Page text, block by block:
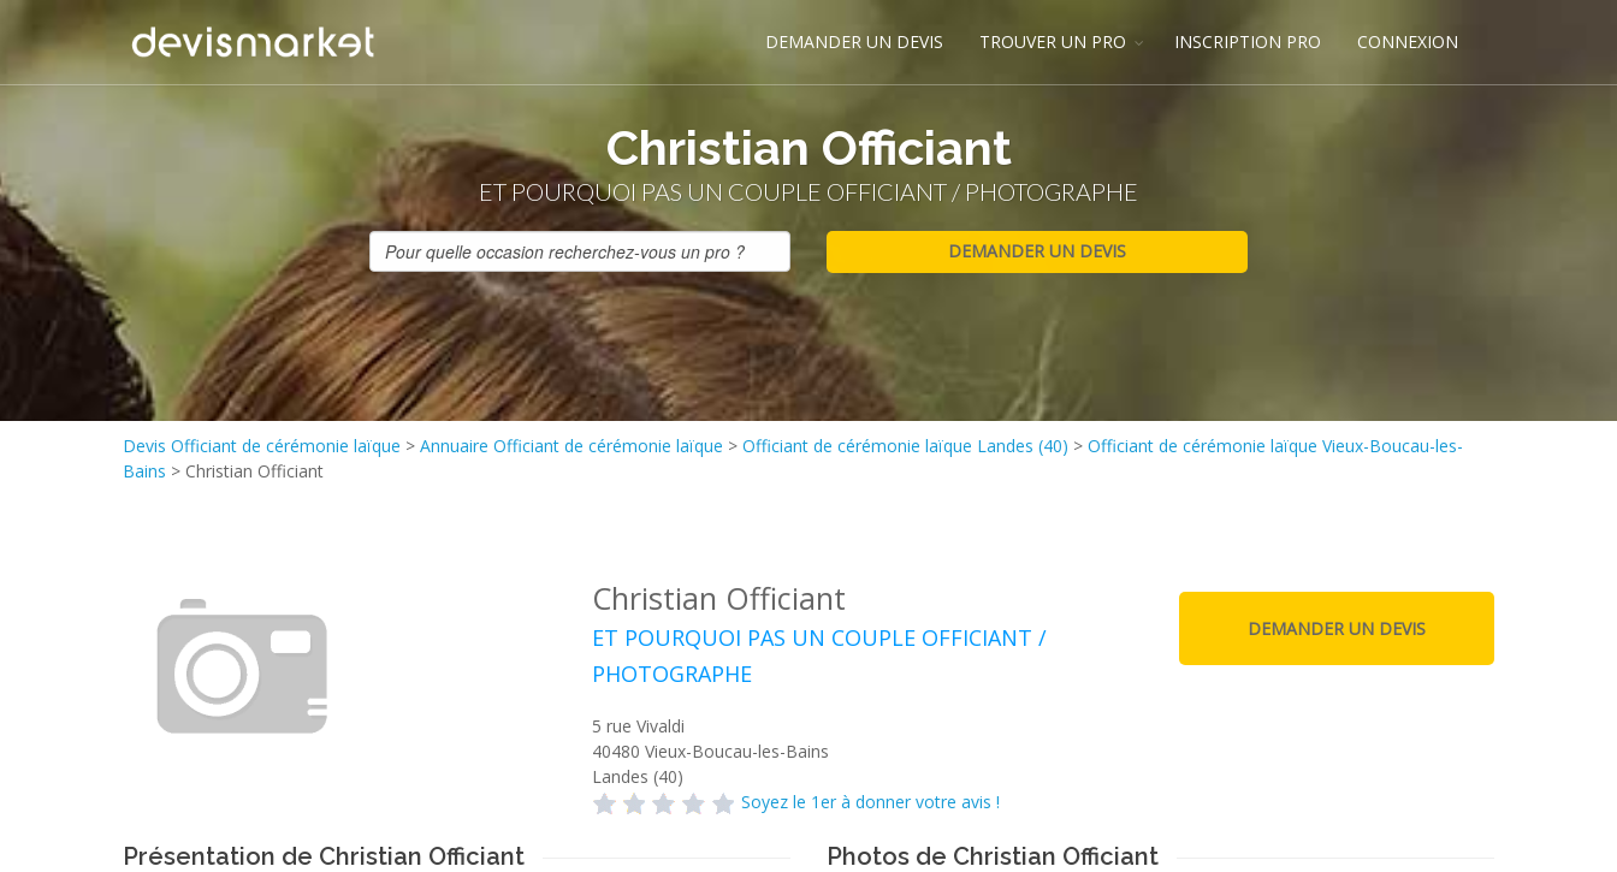
DEMANDER UN DEVIS TROUVER UN PRO INSCRIPTION PRO CONNEXION
Christian Officiant
ET POURQUOI PAS UN COUPLE OFFICIANT / PHOTOGRAPHE
Devis Officiant de cérémonie laïque > Annuaire Officiant de cérémonie laïque > Officiant de cérémonie laïque Landes (40) > Officiant de cérémonie laïque Vieux-Boucau-les-
Bains > Christian Officiant
Christian Officiant
ET POURQUOI PAS UN COUPLE OFFICIANT /
PHOTOGRAPHE
5 rue Vivaldi
40480 Vieux-Boucau-les-Bains
Landes (40)
Soyez le 1er à donner votre avis !
Présentation de Christian Officiant Photos de Christian Officiant